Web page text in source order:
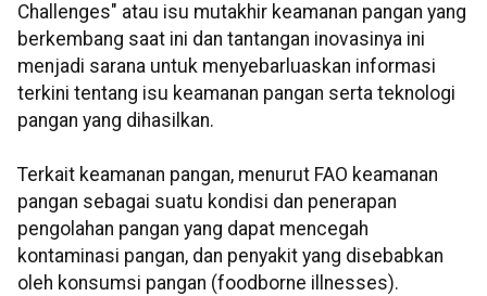
Challenges" atau isu mutakhir keamanan pangan yang
berkembang saat ini dan tantangan inovasinya ini
menjadi sarana untuk menyebarluaskan informasi
terkini tentang isu keamanan pangan serta teknologi
pangan yang dihasilkan.
Terkait keamanan pangan, menurut FAO keamanan
pangan sebagai suatu kondisi dan penerapan
pengolahan pangan yang dapat mencegah
kontaminasi pangan, dan penyakit yang disebabkan
oleh konsumsi pangan (foodborne illnesses).